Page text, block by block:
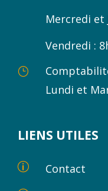
Mercredi et
Vendredi :
}
Lundi et
LIENS UTILES
p Contact